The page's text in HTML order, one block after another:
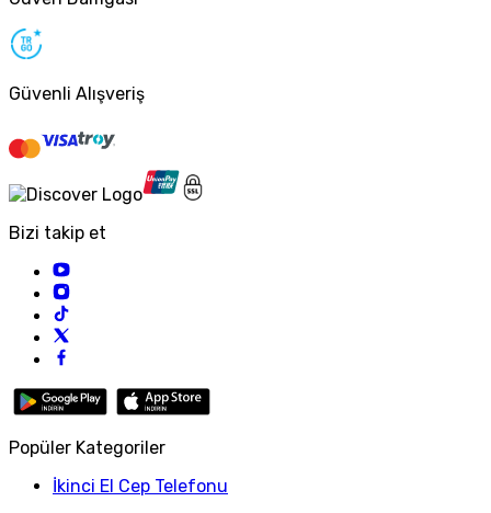
Güvenli Alışveriş
Bizi takip et
Popüler Kategoriler
İkinci El Cep Telefonu